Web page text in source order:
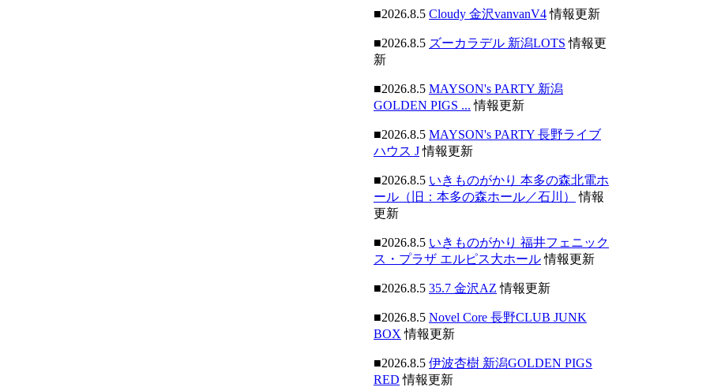
■2026.8.5 Cloudy 金沢vanvanV4情報更新
■2026.8.5 ズーカラデル 新潟LOTS 情報更
新
■2026.8.5 MAYSON's PARTY 新潟
GOLDEN PIGS ... 情報更新
■2026.8.5 MAYSON's PARTY 長野ライブ
ハウス J情報更新
■2026.8.5 いきものがかり 本多の森北電ホ
ール（旧：本多の森ホール／石川）
情報
更新
■2026.8.5 いきものがかり 福井フェニック
ス・プラザ エルピス大ホール情報更新
■2026.8.5 35.7 金沢AZ 情報更新
■2026.8.5 Novel Core 長野CLUB JUNK
BOX 情報更新
■2026.8.5 伊波杏樹 新潟GOLDEN PIGS
RED 情報更新